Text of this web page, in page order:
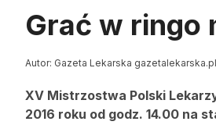
Grać w ringo
Autor: Gazeta Lekarska gazetalekarska.pl
XV Mistrzostwa Polski
2016 roku od godz. 14.00 na